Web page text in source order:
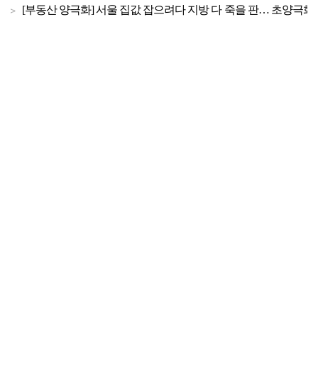
[부동산 양극화] 서울 집값 잡으려다 지방 다 죽을 판… 초양극화